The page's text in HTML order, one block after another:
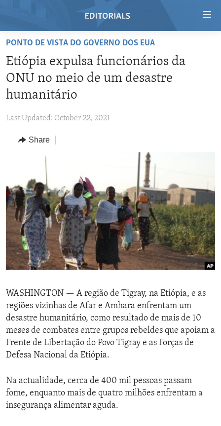
Skip
main
content
Skip
to
main
Navigation
VIDEO
AFRICA
AMERICAS
EUROPE
MIDDLE EAST
TOPICS
HUMAN RIGHTS
SECURITY AND DEFENSE
AID AND DEVELOPMENT
DEMOCRACY AND GOVERNANCE
ECONOMY AND TRADE
ENVIRONMENT AND HEALTH
IDEALS AND INSTITUTIONS
ARCHIVE
ABOUT US
FOLLOW US
PONTO DE VISTA DO GOVERNO DOS EUA
Etiópia expulsa funcionários da
ONU no meio de um desastre
humanitário
Last Updated: October 22, 2021
Share
WASHINGTON — A região de Tigray, na Etiópia, e as
regiões vizinhas de Afar e Amhara enfrentam um
desastre humanitário, como resultado de mais de 10
meses de combates entre grupos rebeldes que apoiam a
Frente de Libertação do Povo Tigray e as Forças de
Defesa Nacional da Etiópia.
Na actualidade, cerca de 400 mil pessoas passam
fome, enquanto mais de quatro milhões enfrentam a
insegurança alimentar aguda.